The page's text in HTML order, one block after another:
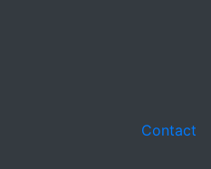
Contact